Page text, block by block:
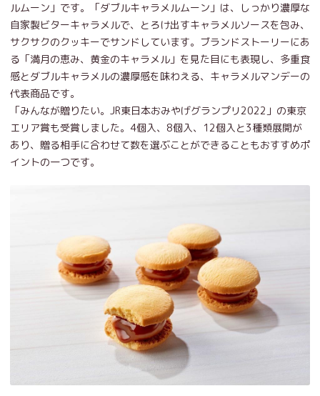
ルムーン」です。「ダブルキャラメルムーン」は、しっかり濃厚な
自家製ビターキャラメルで、とろけ出すキャラメルソースを包み、
サクサクのクッキーでサンドしています。ブランドストーリーにあ
る「満月の恵み、黄金のキャラメル」を見た目にも表現し、多重食
感とダブルキャラメルの濃厚感を味わえる、キャラメルマンデーの
代表商品です。
「みんなが贈りたい。JR東日本おみやげグランプリ2022」の東京
エリア賞も受賞しました。4個入、8個入、12個入と3種類展開が
あり、贈る相手に合わせて数を選ぶことができることもおすすめポ
イントの一つです。